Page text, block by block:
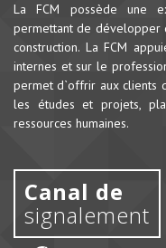
La FCM possède une
permettant de développer
construction. La FCM
internes et sur le
permet d`offrir aux clients
les études et projets,
ressources humaines.
Canal de
signalement